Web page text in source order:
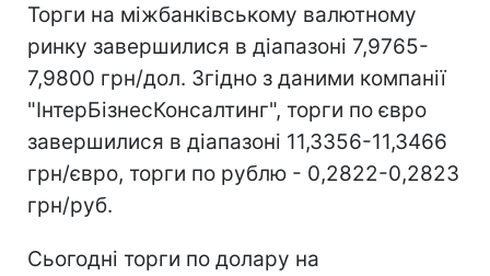
Торги на міжбанківському валютному
ринку завершилися в діапазоні 7,9765-
7,9800 грн/дол. Згідно з даними компанії
"ІнтерБізнесКонсалтинг", торги по євро
завершилися в діапазоні 11,3356-11,3466
грн/євро, торги по рублю - 0,2822-0,2823
грн/руб.
Сьогодні торги по долару на